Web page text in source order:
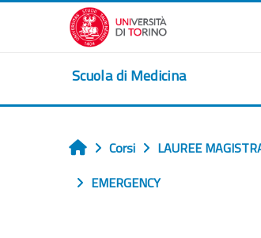
Vai al contenuto principale
Scuola di Medicina
Home
Corsi LAUREE
EMERGENCY